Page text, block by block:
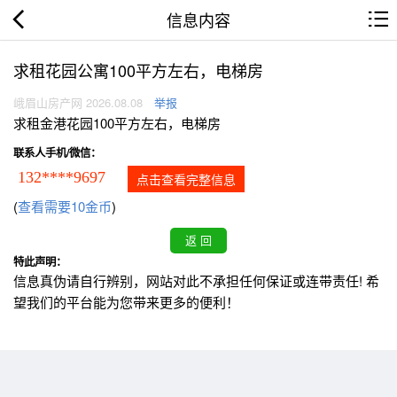
信息内容
求租花园公寓100平方左右，电梯房
峨眉山房产网 2026.08.08 举报
求租金港花园100平方左右，电梯房
联系人手机/微信：
132****9697 点击查看完整信息
(查看需要10金币)
特此声明：
信息真伪请自行辨别，网站对此不承担任何保证或连带责任! 希
望我们的平台能为您带来更多的便利！